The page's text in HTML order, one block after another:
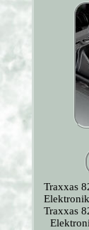
Traxxas
Traxxas